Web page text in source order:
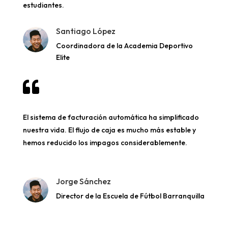
estudiantes.
Santiago López
Coordinadora de la Academia Deportivo
Elite

El sistema de facturación automática ha simplificado
nuestra vida. El flujo de caja es mucho más estable y
hemos reducido los impagos considerablemente.
Jorge Sánchez
Director de la Escuela de Fútbol Barranquilla